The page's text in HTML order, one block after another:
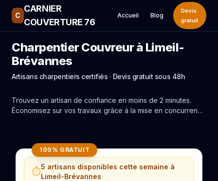
C
CARNIER
COUVERTURE 76
Accueil Blog
Devis
gratuit
Charpentier Couvreur à Limeil-
Brévannes
Artisans charpentiers certifiés · Devis gratuit sous 48h
Trouvez un artisan de confiance en moins de 2 minutes.
Économisez sur vos travaux grâce à la mise en concurrence
100% GRATUIT
⏱️5 artisans disponibles cette semaine à
Limeil-Brévannes